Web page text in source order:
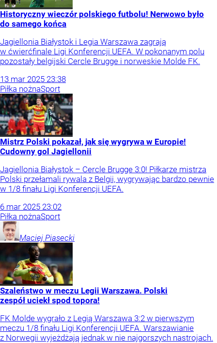
Historyczny wieczór polskiego futbolu! Nerwowo było
do samego końca
Jagiellonia Białystok i Legia Warszawa zagrają
w ćwierćfinale Ligi Konferencji UEFA. W pokonanym polu
pozostały belgijski Cercle Brugge i norweskie Molde FK.
13 mar 2025 23:38
Piłka nożnaSport
Mistrz Polski pokazał, jak się wygrywa w Europie!
Cudowny gol Jagiellonii
Jagiellonia Białystok – Cercle Brugge 3:0! Piłkarze mistrza
Polski przełamali rywala z Belgii, wygrywając bardzo pewnie
w 1/8 finału Ligi Konferencji UEFA.
6 mar 2025 23:02
Piłka nożnaSport
Maciej Piasecki
Szaleństwo w meczu Legii Warszawa. Polski
zespół uciekł spod topora!
FK Molde wygrało z Legią Warszawa 3:2 w pierwszym
meczu 1/8 finału Ligi Konferencji UEFA. Warszawianie
z Norwegii wyjeżdżają jednak w nie najgorszych nastrojach.